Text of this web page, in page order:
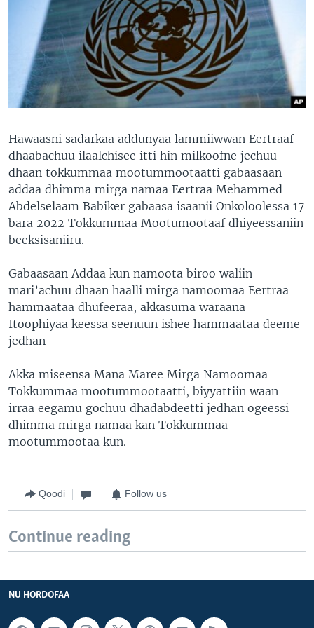
Hawaasni sadarkaa addunyaa lammiiwwan Eertraaf
dhaabachuu ilaalchisee itti hin milkoofne jechuu
dhaan tokkummaa mootummootaatti gabaasaan
addaa dhimma mirga namaa Eertraa Mehammed
Abdelselaam Babiker gabaasa isaanii Onkoloolessa 17
bara 2022 Tokkummaa Mootumootaaf dhiyeessaniin
beeksisaniiru.
Gabaasaan Addaa kun namoota biroo waliin
mari’achuu dhaan haalli mirga namoomaa Eertraa
hammaataa dhufeeraa, akkasuma waraana
Itoophiyaa keessa seenuun ishee hammaataa deeme
jedhan
Akka miseensa Mana Maree Mirga Namoomaa
Tokkummaa mootummootaatti, biyyattiin waan
irraa eegamu gochuu dhadabdeetti jedhan ogeessi
dhimma mirga namaa kan Tokkummaa
mootummootaa kun.
Qoodi Follow us
Continue reading
NU HORDOFAA